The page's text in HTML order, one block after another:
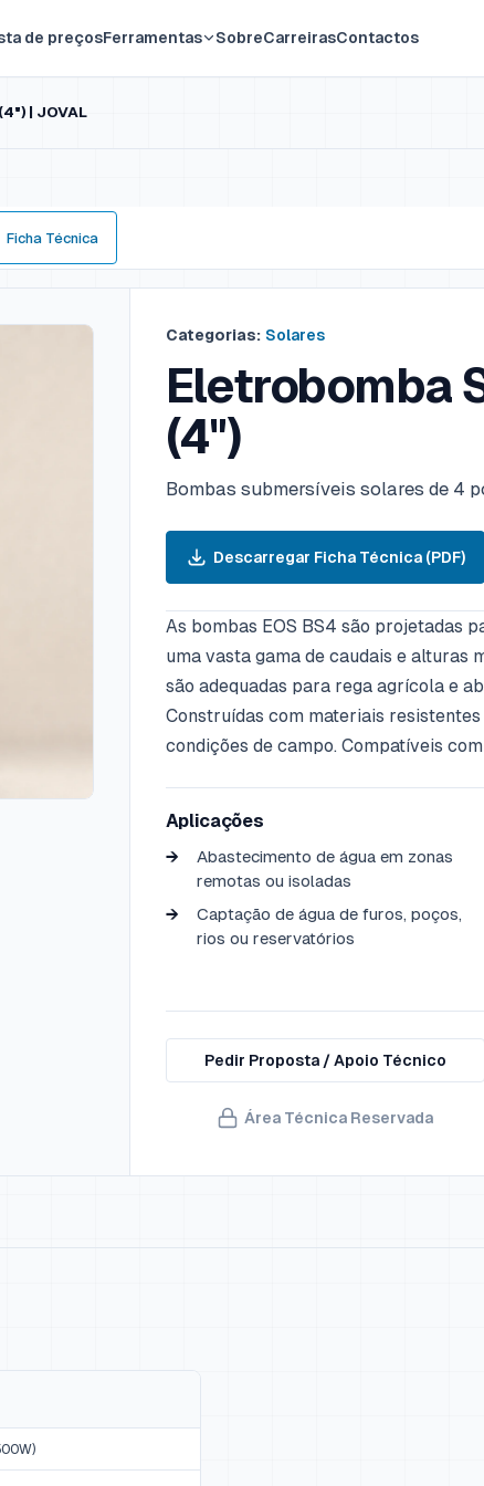
de preçosFerramentas SobreCarreirasContactos
| JOVAL
Ficha Técnica
Categorias: Solares
Eletrobomba
(4")
Bombas submersíveis solares de 4
Descarregar Ficha Técnica (PDF)
As bombas EOS BS4 são projetadas
uma vasta gama de caudais e alturas
são adequadas para rega agrícola e
Construídas com materiais
condições de campo. Compatíveis
Aplicações
Abastecimento de água em zonas
remotas ou isoladas
Captação de água de furos, poços,
rios ou reservatórios
Pedir Proposta / Apoio Técnico
Área Técnica Reservada